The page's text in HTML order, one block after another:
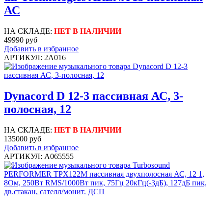
АС
НА СКЛАДЕ: НЕТ В НАЛИЧИИ
49990 руб
Добавить в избранное
АРТИКУЛ: 2A016
Dynacord D 12-3 пассивная АС, 3-
полосная, 12
НА СКЛАДЕ: НЕТ В НАЛИЧИИ
135000 руб
Добавить в избранное
АРТИКУЛ: A065555